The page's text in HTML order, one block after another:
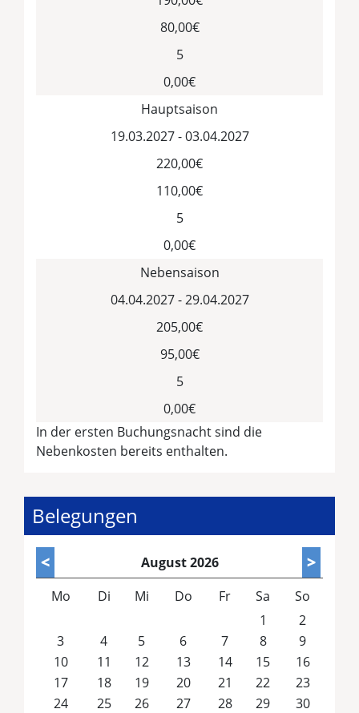
80,00€
5
0,00€
Hauptsaison
19.03.2027 - 03.04.2027
220,00€
110,00€
5
0,00€
Nebensaison
04.04.2027 - 29.04.2027
205,00€
95,00€
5
0,00€
In der ersten Buchungsnacht sind die
Nebenkosten bereits enthalten.
Belegungen
< August2026
Mo
Di Mi Do Fr Sa
So
1
2
3
4 5 6 7 8
9
10
11 12 13 14 15
16
17
18 19 20 21 22
23
24
25 26 27 28 29
30
>